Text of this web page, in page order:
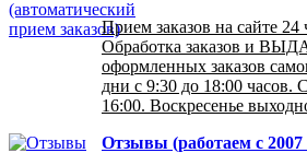
Прием заказов на сайте 24
Обработка заказов и
оформленных заказов
дни с 9:30 до 18:00 часов.
16:00. Воскресенье
Отзывы (работаем с 2007